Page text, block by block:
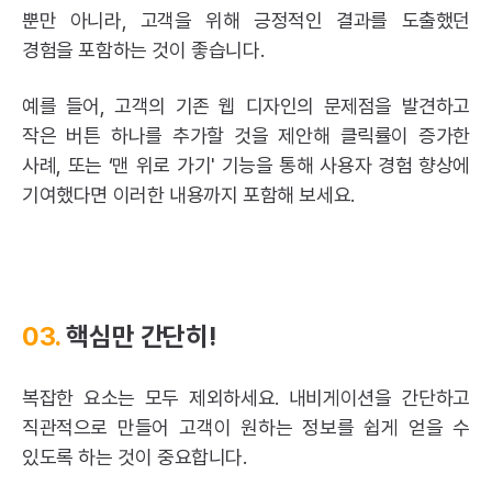
뿐만 아니라, 고객을 위해 긍정적인 결과를 도출했던
경험을 포함하는 것이 좋습니다.
예를 들어, 고객의 기존 웹 디자인의 문제점을 발견하고
작은 버튼 하나를 추가할 것을 제안해 클릭률이 증가한
사례, 또는 ‘맨 위로 가기' 기능을 통해 사용자 경험 향상에
기여했다면 이러한 내용까지 포함해 보세요.
03.핵심만 간단히!
복잡한 요소는 모두 제외하세요. 내비게이션을 간단하고
직관적으로 만들어 고객이 원하는 정보를 쉽게 얻을 수
있도록 하는 것이 중요합니다.